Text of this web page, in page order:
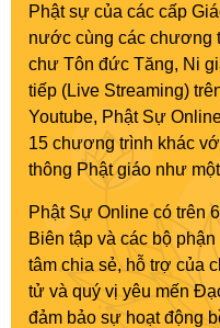
Phật sự của các cấp
nước cùng các chương
chư Tôn đức Tăng, Ni
tiếp (Live Streaming)
Youtube, Phật Sự
15 chương trình khác
thông Phật giáo như
Phật Sự Online có trên
Biên tập và các bộ
tâm chia sẻ, hỗ trợ của
tử và quý vị yêu mến
đảm bảo sự hoạt động